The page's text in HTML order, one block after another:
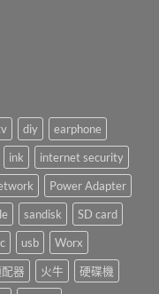
diy
earphone
ink
internet security
Power Adapter
sandisk
SD card
usb
Worx
器 火牛
硬碟機